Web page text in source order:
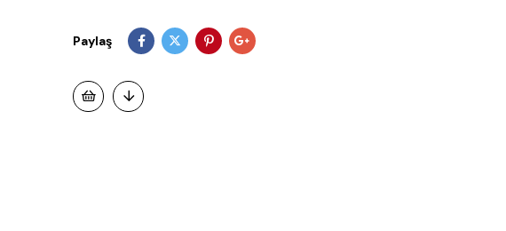
Paylaş